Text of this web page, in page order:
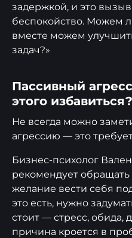
задержкой, и это
беспокойство. Можем
вместе можем
задач?»
Пассивный
этого избавиться?
Не всегда можно
агрессию — это
Бизнес-психолог
рекомендует
желание вести себя
это есть, нужно
стоит — стресс,
причина кроется в